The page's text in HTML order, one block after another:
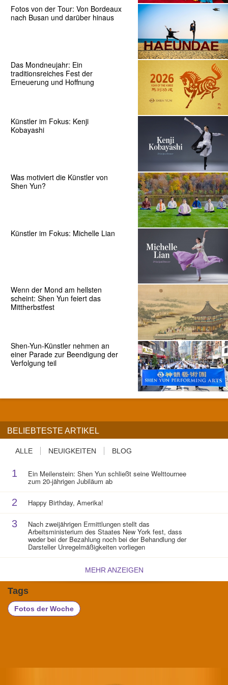
Fotos von der Tour: Von Bordeaux
nach Busan und darüber hinaus
Das Mondneujahr: Ein
traditionsreiches Fest der
Erneuerung und Hoffnung
Künstler im Fokus: Kenji
Kobayashi
Was motiviert die Künstler von
Shen Yun?
Künstler im Fokus: Michelle Lian
Wenn der Mond am hellsten
scheint: Shen Yun feiert das
Mittherbstfest
Shen-Yun-Künstler nehmen an
einer Parade zur Beendigung der
Verfolgung teil
BELIEBTESTE ARTIKEL
ALLE NEUIGKEITEN BLOG
1 Ein Meilenstein: Shen Yun schließt seine Welttournee
zum 20-jährigen Jubiläum ab
2 Happy Birthday, Amerika!
3 Nach zweijährigen Ermittlungen stellt das
Arbeitsministerium des Staates New York fest, dass
weder bei der Bezahlung noch bei der Behandlung der
Darsteller Unregelmäßigkeiten vorliegen
MEHR ANZEIGEN
Tags
Fotos der Woche